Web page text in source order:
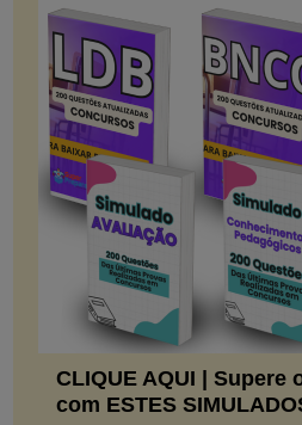
CLIQUE AQUI | Supere
com ESTES